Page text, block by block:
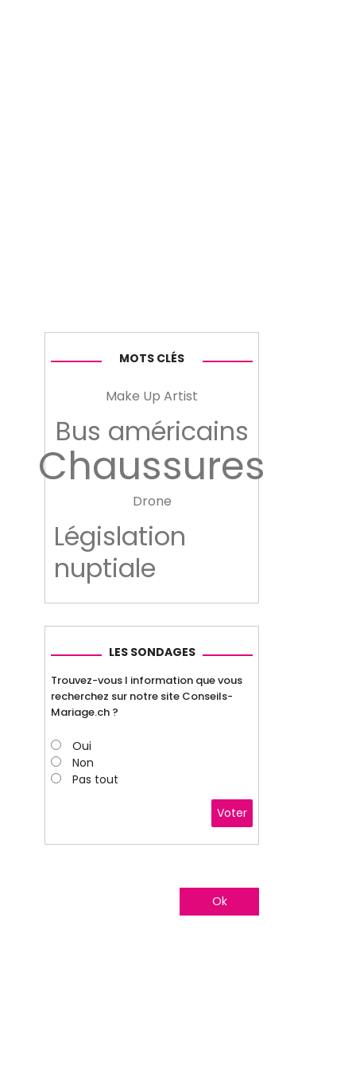
MOTS CLÉS
Make Up Artist
Bus américains
Chaussures
Drone
Législation
nuptiale
LES SONDAGES
Trouvez-vous l information que vous
recherchez sur notre site Conseils-
Mariage.ch ?
Oui
Non
Pas tout
Voter
Ok